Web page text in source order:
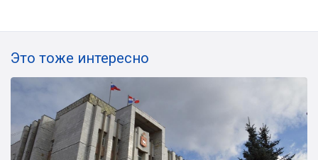
Это тоже интересно